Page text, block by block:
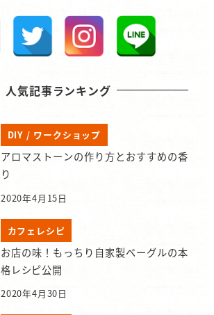
人気記事ランキング
DIY / ワークショップ
アロマストーンの作り方とおすすめの香
り
2020年4月15日
カフェレシピ
お店の味！もっちり自家製ベーグルの本
格レシピ公開
2020年4月30日